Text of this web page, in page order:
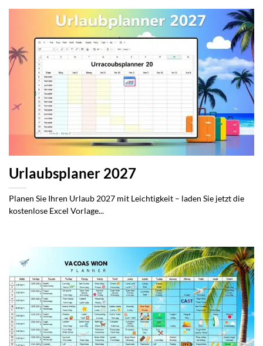
Urlaubsplaner 2027
Planen Sie Ihren Urlaub 2027 mit Leichtigkeit – laden Sie jetzt die
kostenlose Excel Vorlage...